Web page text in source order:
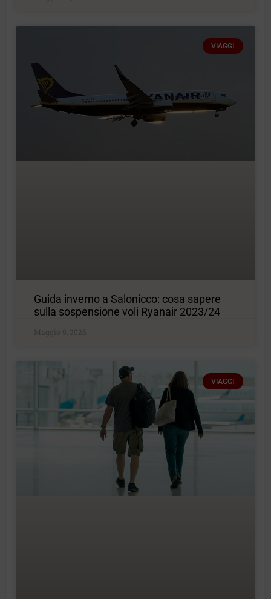
VIAGGI
Guida inverno a Salonicco: cosa sapere
sulla sospensione voli Ryanair 2023/24
Maggio 9, 2026
VIAGGI